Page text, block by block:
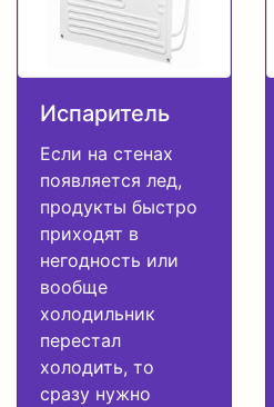
Испаритель
Если на стенах
появляется лед,
продукты быстро
приходят в
негодность или
вообще
холодильник
перестал
холодить, то
сразу нужно